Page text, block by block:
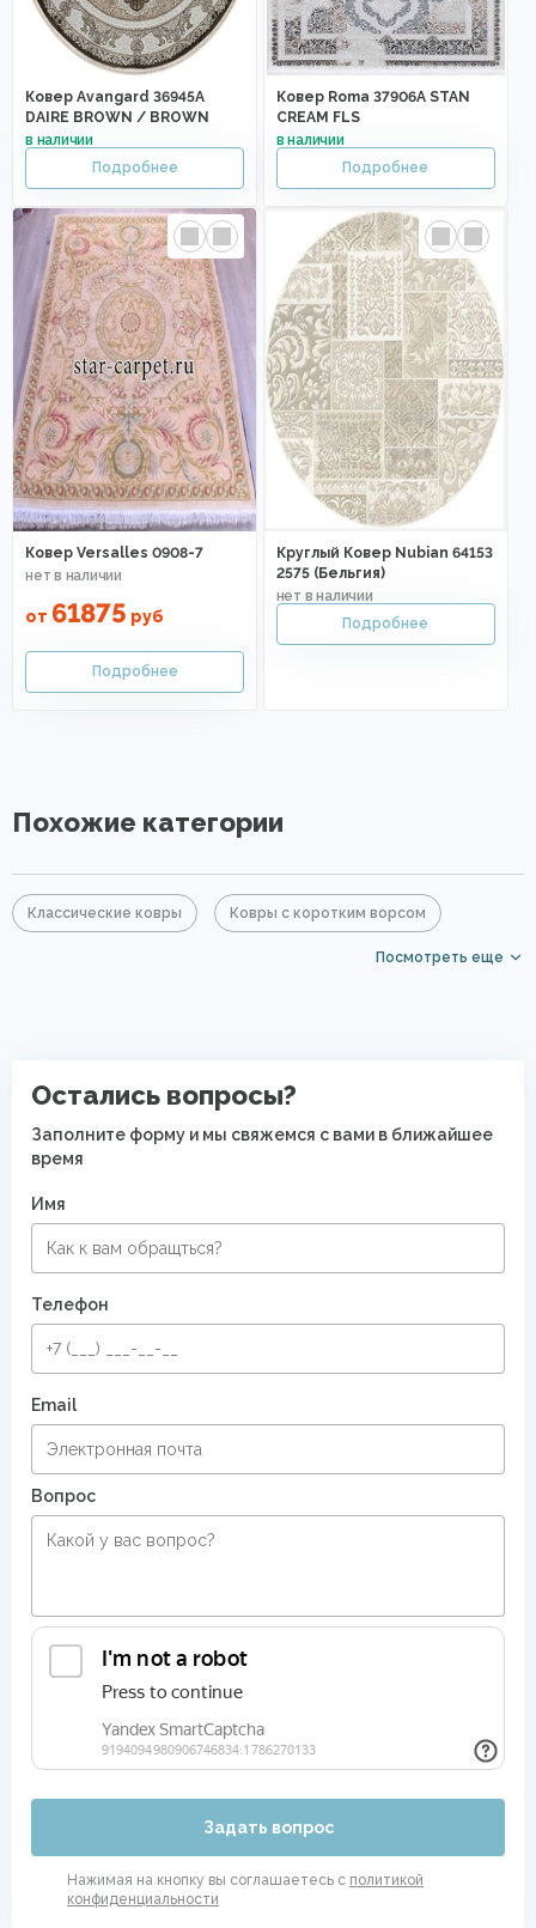
Ковер Avangard 36945A
DAIRE BROWN / BROWN
Ковер Roma 37906A STAN
CREAM FLS
Ковер Versalles 0908-7
от 61875 руб
Круглый Ковер Nubian 64153
2575 (Бельгия)
Похожие категории
Классические ковры Ковры с коротким ворсом
Посмотреть еще
Остались вопросы?
Заполните форму и мы свяжемся с вами в ближайшее
время
Имя
Телефон
Email
Вопрос
Задать вопрос
Нажимая на кнопку вы соглашаетесь с политикой
конфиденциальности